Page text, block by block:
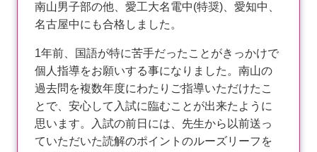
南山男子部の他、愛工大名電中(特奨)、愛知中、
名古屋中にも合格しました。
1年前、国語が特に苦手だったことがきっかけで
個人指導をお願いする事になりました。南山の
過去問を複数年度にわたりご指導いただけたこ
とで、安心して入試に臨むことが出来たように
思います。入試の前日には、先生から以前送っ
ていただいた読解のポイントのルーズリーフを